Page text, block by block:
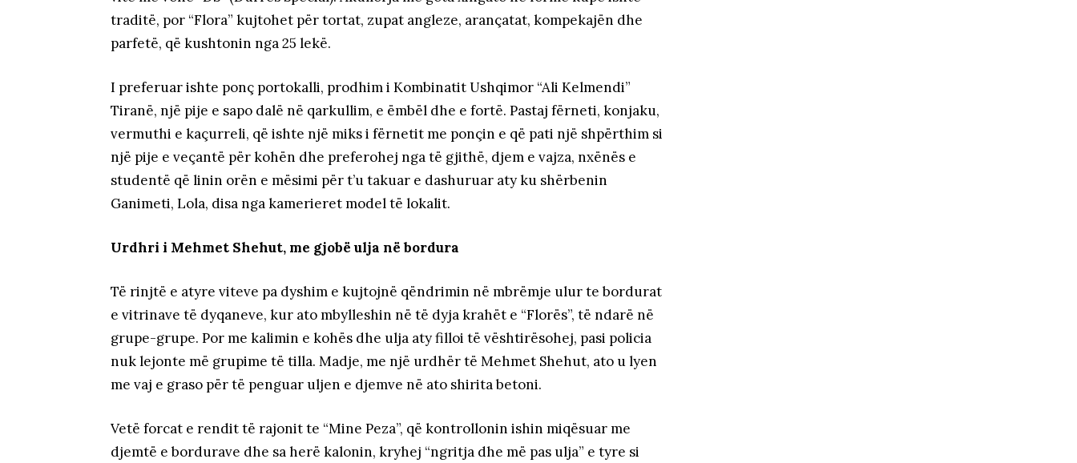
traditë, por “Flora” kujtohet për tortat, zupat angleze, arançatat, kompekajën dhe
parfetë, që kushtonin nga 25 lekë.
I preferuar ishte ponç portokalli, prodhim i Kombinatit Ushqimor “Ali Kelmendi”
Tiranë, një pije e sapo dalë në qarkullim, e ëmbël dhe e fortë. Pastaj fërneti, konjaku,
vermuthi e kaçurreli, që ishte një miks i fërnetit me ponçin e që pati një shpërthim si
një pije e veçantë për kohën dhe preferohej nga të gjithë, djem e vajza, nxënës e
studentë që linin orën e mësimi për t’u takuar e dashuruar aty ku shërbenin
Ganimeti, Lola, disa nga kamerieret model të lokalit.
Urdhri i Mehmet Shehut, me gjobë ulja në bordura
Të rinjtë e atyre viteve pa dyshim e kujtojnë qëndrimin në mbrëmje ulur te bordurat
e vitrinave të dyqaneve, kur ato mbylleshin në të dyja krahët e “Florës”, të ndarë në
grupe-grupe. Por me kalimin e kohës dhe ulja aty filloi të vështirësohej, pasi policia
nuk lejonte më grupime të tilla. Madje, me një urdhër të Mehmet Shehut, ato u lyen
me vaj e graso për të penguar uljen e djemve në ato shirita betoni.
Vetë forcat e rendit të rajonit te “Mine Peza”, që kontrollonin ishin miqësuar me
djemtë e bordurave dhe sa herë kalonin, kryhej “ngritja dhe më pas ulja” e tyre si